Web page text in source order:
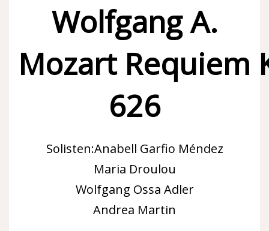
Wolfgang A.
Mozart Requiem
626
Solisten:Anabell Garfio Méndez
Maria Droulou
Wolfgang Ossa Adler
Andrea Martin